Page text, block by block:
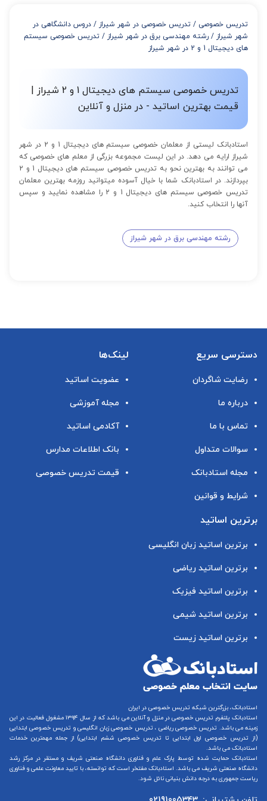
از 12 تا 15 جلسه: 7% تخفیف
از 16 تا 100 جلسه: 9% تخفیف
تدریس خصوصی / تدریس خصوصی در شهر شیراز / دروس دانشگاهی در
شهر شیراز / رشته مهندسی برق در شهر شیراز / تدریس خصوصی سیستم
های دیجیتال 1 و 2 در شهر شیراز
تدریس خصوصی سیستم های دیجیتال 1 و 2 شیراز |
قیمت بهترین اساتید - در منزل و آنلاین
استادبانک لیستی از معلمان خصوصی سیستم های دیجیتال 1 و 2 در شهر
شیراز ارایه می دهد. در این لیست مجموعه بزرگی از معلم های خصوصی که
می توانند به بهترین نحو به تدریس خصوصی سیستم های دیجیتال 1 و 2
بپردازند. در استادبانک شما با خیال آسوده میتوانید روزمه بهترین معلمان
تدریس خصوصی سیستم های دیجیتال 1 و 2 را مشاهده نمایید و سپس
آنها را انتخاب کنید.
رشته مهندسی برق در شهر شیراز
دسترسی سریع
رضایت شاگردان
درباره ما
تماس با ما
سوالات متداول
مجله استادبانک
شرایط و قوانین
لینک‌ها
عضویت اساتید
مجله آموزشی
آکادمی اساتید
بانک اطلاعات مدارس
قیمت تدریس خصوصی
برترین اساتید
برترین اساتید زبان انگلیسی
برترین اساتید ریاضی
برترین اساتید فیزیک
برترین اساتید شیمی
برترین اساتید زیست
استادبانک، بزرگترین شبکه تدریس خصوصی در ایران
استادبانک پلتفرم تدریس خصوصی در منزل و آنلاین
می باشد که از سال ۱۳۹۴ مشغول فعالیت در این
زمینه می باشد. تدریس خصوصی ریاضی ، تدریس خصوصی زبان انگلیسیو تدریس خصوصی ابتدایی
(از تدریس خصوصی اول ابتدایی تا تدریس خصوصی ششم ابتدایی) از جمله مهمترین خدمات
استادبانک می باشد.
استادبانک حمایت شده توسط پارک علم و فناوری دانشگاه صنعتی شریف و مستقر در مرکز رشد
دانشگاه صنعتی شریف می باشد. استادبانک مفتخر است که توانسته، با تایید معاونت علمی و فناوری
ریاست جمهوری به درجه دانش بنیانی نائل شود.